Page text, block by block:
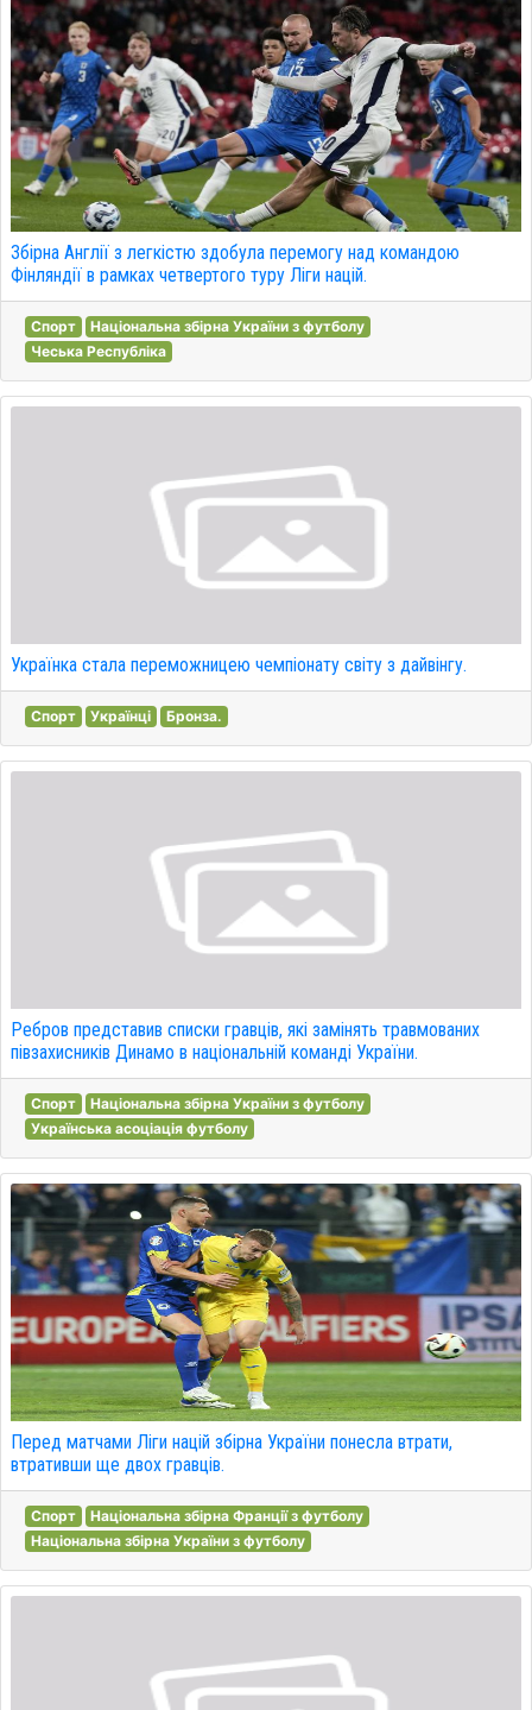
Збірна Англії з легкістю здобула перемогу над командою
Фінляндії в рамках четвертого туру Ліги націй.
Спорт
Національна збірна України з футболу
Чеська Республіка
Українка стала переможницею чемпіонату світу з дайвінгу.
Спорт Українці Бронза.
Ребров представив списки гравців, які замінять травмованих
півзахисників Динамо в національній команді України.
Спорт
Національна збірна України з футболу
Українська асоціація футболу
Перед матчами Ліги націй збірна України понесла втрати,
втративши ще двох гравців.
Спорт
Національна збірна Франції з футболу
Національна збірна України з футболу